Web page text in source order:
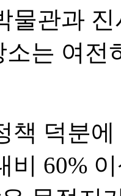
물관과
소는 여전
책 덕분
비 60%